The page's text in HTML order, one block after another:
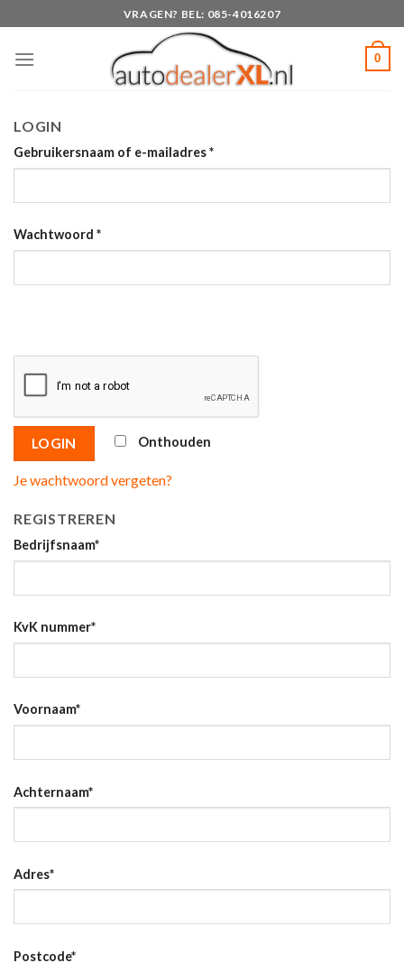
to
content
VRAGEN? BEL: 085-4016207
0
LOGIN
Gebruikersnaam of e-mailadres*
Wachtwoord *
LOGIN Onthouden
Je wachtwoord vergeten?
REGISTREREN
Bedrijfsnaam*
KvK nummer*
Voornaam*
Achternaam*
Adres*
Postcode*